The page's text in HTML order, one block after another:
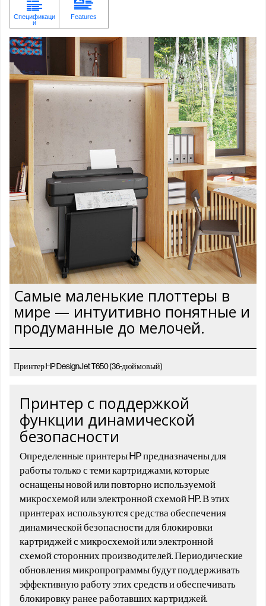
Самые маленькие плоттеры в
мире — интуитивно понятные и
продуманные до мелочей.
Принтер HP DesignJet T650 (36-дюймовый)
Принтер с поддержкой
функции динамической
безопасности
Определенные принтеры HP предназначены для
работы только с теми картриджами, которые
оснащены новой или повторно используемой
микросхемой или электронной схемой HP. В этих
принтерах используются средства обеспечения
динамической безопасности для блокировки
картриджей с микросхемой или электронной
схемой сторонних производителей. Периодические
обновления микропрограммы будут поддерживать
эффективную работу этих средств и обеспечивать
блокировку ранее работавших картриджей.